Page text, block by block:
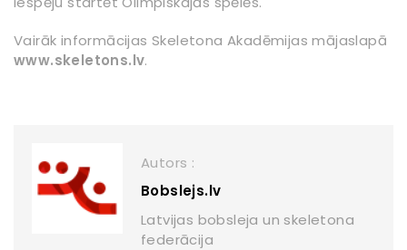
Vairāk informācijas Skeletona Akadēmijas mājaslapā
www.skeletons.lv.
Autors :
Bobslejs.lv
Latvijas bobsleja un skeletona
federācija